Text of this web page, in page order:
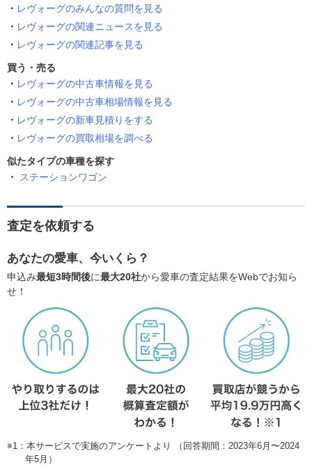
レヴォーグのみんなの質問を見る
レヴォーグの関連ニュースを見る
レヴォーグの関連記事を見る
買う・売る
レヴォーグの中古車情報を見る
レヴォーグの中古車相場情報を見る
レヴォーグの新車見積りをする
レヴォーグの買取相場を調べる
似たタイプの車種を探す
ステーションワゴン
査定を依頼する
あなたの愛車、今いくら？
申込み最短3時間後に最大20社から愛車の査定結果をWebでお知ら
せ！
※1：本サービスで実施のアンケートより （回答期間：2023年6月〜2024
年5月）